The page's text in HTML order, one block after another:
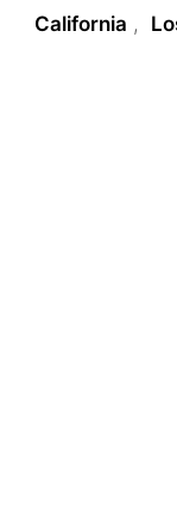
California ,